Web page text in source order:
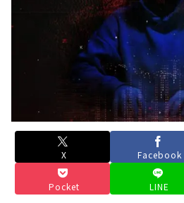
【ホロライブ】アキロゼARK2次会
Powered by livedoor 相互RSS
X Facebook
Pocket LINE